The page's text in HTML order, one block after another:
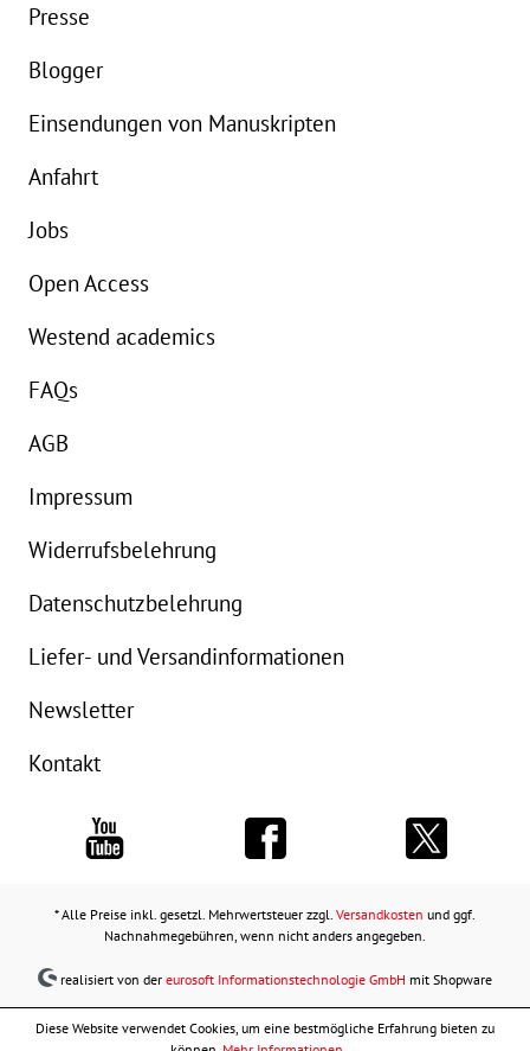
Presse
Blogger
Einsendungen von Manuskripten
Anfahrt
Jobs
Open Access
Westend academics
FAQs
AGB
Impressum
Widerrufsbelehrung
Datenschutzbelehrung
Liefer- und Versandinformationen
Newsletter
Kontakt
* Alle Preise inkl. gesetzl. Mehrwertsteuer zzgl. Versandkosten und ggf.
Nachnahmegebühren, wenn nicht anders angegeben.
realisiert von dereurosoft Informationstechnologie GmbH mit Shopware
Diese Website verwendet Cookies, um eine bestmögliche Erfahrung bieten zu